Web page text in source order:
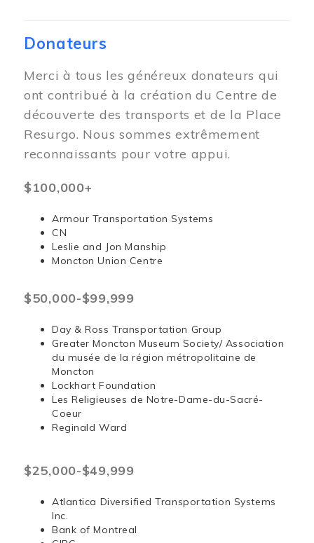
Donateurs
Merci à tous les généreux donateurs qui
ont contribué à la création du Centre de
découverte des transports et de la Place
Resurgo. Nous sommes extrêmement
reconnaissants pour votre appui.
$100,000+
Armour Transportation Systems
CN
Leslie and Jon Manship
Moncton Union Centre
$50,000-$99,999
Day & Ross Transportation Group
Greater Moncton Museum Society/ Association
du musée de la région métropolitaine de
Moncton
Lockhart Foundation
Les Religieuses de Notre-Dame-du-Sacré-
Coeur
Reginald Ward
$25,000-$49,999
Atlantica Diversified Transportation Systems
Inc.
Bank of Montreal